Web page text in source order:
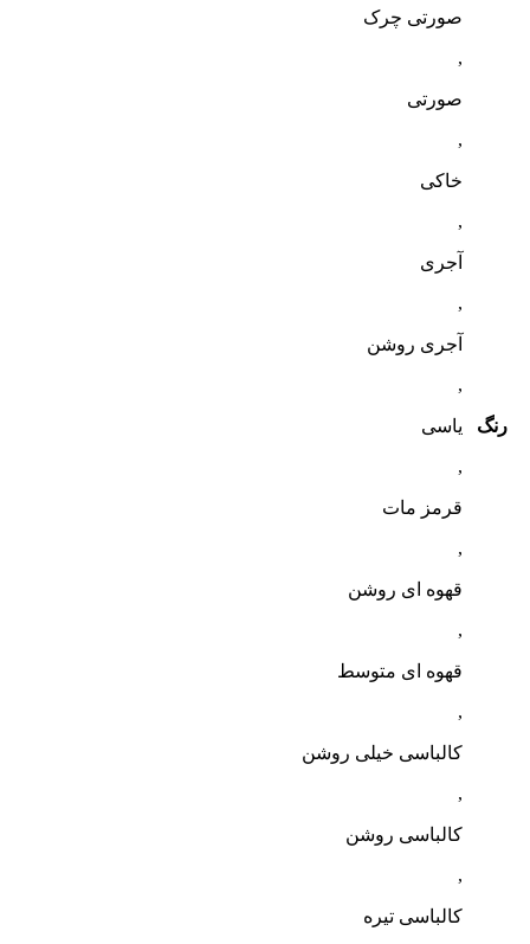
رنگ
صورتی چرک
,
صورتی
,
خاکی
,
آجری
,
آجری روشن
,
یاسی
,
قرمز مات
,
قهوه ای روشن
,
قهوه ای متوسط
,
کالباسی خیلی روشن
,
کالباسی روشن
,
کالباسی تیره